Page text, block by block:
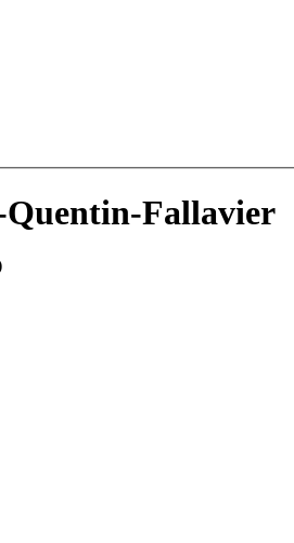
Fallavier